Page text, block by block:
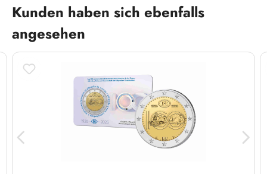
Produktgalerie überspringen
Kunden haben sich ebenfalls
angesehen